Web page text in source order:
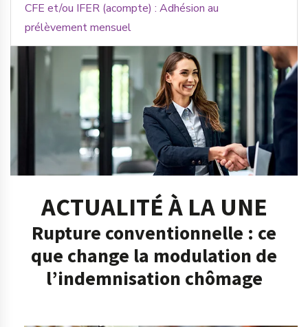
CFE et/ou IFER (acompte) : Adhésion au
prélèvement mensuel
ACTUALITÉ À LA UNE
Rupture conventionnelle : ce
que change la modulation de
l’indemnisation chômage